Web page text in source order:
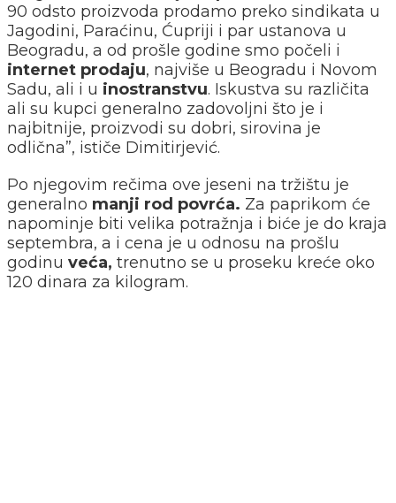
90 odsto proizvoda prodamo preko sindikata u
Jagodini, Paraćinu, Ćupriji i par ustanova u
Beogradu, a od prošle godine smo počeli i
internet prodaju, najviše u Beogradu i Novom
Sadu, ali i u inostranstvu. Iskustva su različita
ali su kupci generalno zadovoljni što je i
najbitnije, proizvodi su dobri, sirovina je
odlična”, ističe Dimitirjević.
Po njegovim rečima ove jeseni na tržištu je
generalno manji rod povrća. Za paprikom će
napominje biti velika potražnja i biće je do kraja
septembra, a i cena je u odnosu na prošlu
godinu veća, trenutno se u proseku kreće oko
120 dinara za kilogram.